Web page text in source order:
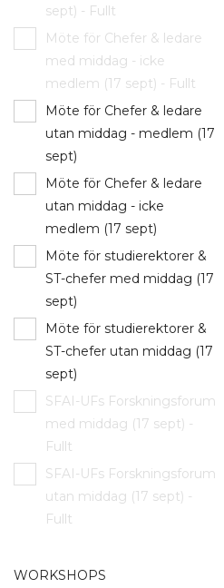
sept) - Fullt
Möte för Chefer & ledare
med middag - icke
medlem (17 sept) - Fullt
Möte för Chefer & ledare
utan middag - medlem (17
sept)
Möte för Chefer & ledare
utan middag - icke
medlem (17 sept)
Möte för studierektorer &
ST-chefer med middag (17
sept)
Möte för studierektorer &
ST-chefer utan middag (17
sept)
SFAI-UFs Forskningsforum
med middag (17 sept) -
Fullt
SFAI-UFs Forskningsforum
utan middag (17 sept) -
Fullt
WORKSHOPS